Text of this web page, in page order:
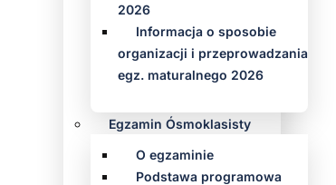
2026
Informacja o sposobie
organizacji i przeprowadzania
egz. maturalnego 2026
Egzamin Ósmoklasisty
O egzaminie
Podstawa programowa